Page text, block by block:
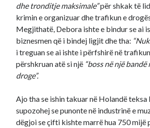
dhe tronditje maksimale”për shkak të
krimin e organizuar dhe trafikun e drogës
Megjithatë, Debora ishte e bindur se ai
biznesmen që i bindej ligjit dhe tha:
i treguan se ai ishte i përfshirë në
përshkruan atë si një “boss në një
droge”.
Ajo tha se ishin takuar në Holandë teksa
supozohej se punonte në industrinë e
dëgjoi se çifti kishte marrë hua 750 mijë